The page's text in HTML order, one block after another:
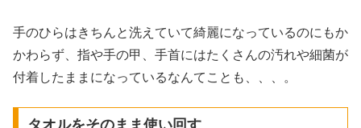
手のひらはきちんと洗えていて綺麗になっているのにもか
かわらず、指や手の甲、手首にはたくさんの汚れや細菌が
付着したままになっているなんてことも、、、。